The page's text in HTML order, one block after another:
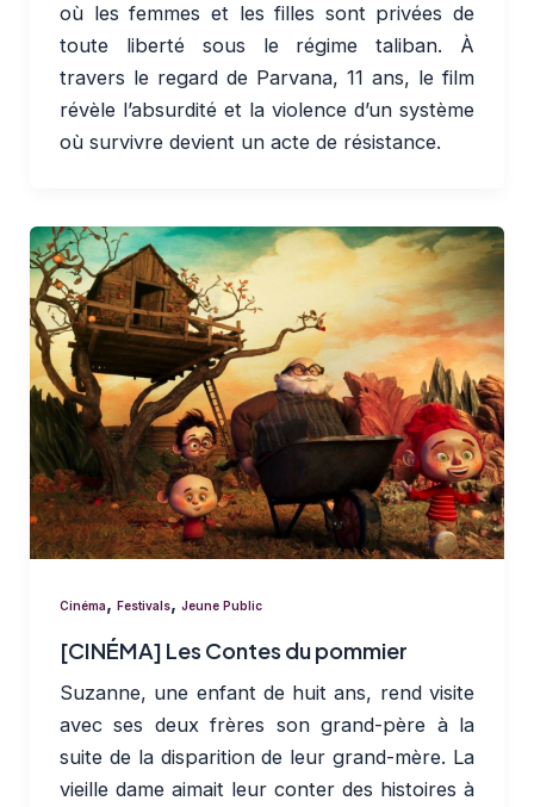
où les femmes et les filles sont privées de
toute liberté sous le régime taliban. À
travers le regard de Parvana, 11 ans, le film
révèle l’absurdité et la violence d’un système
où survivre devient un acte de résistance.
Cinéma, Festivals, Jeune Public
[CINÉMA] Les Contes du pommier
Suzanne, une enfant de huit ans, rend visite
avec ses deux frères son grand-père à la
suite de la disparition de leur grand-mère. La
vieille dame aimait leur conter des histoires à